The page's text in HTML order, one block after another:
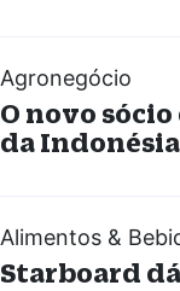
Agronegócio
O novo sócio
da Indonésia
Alimentos &
Starboard